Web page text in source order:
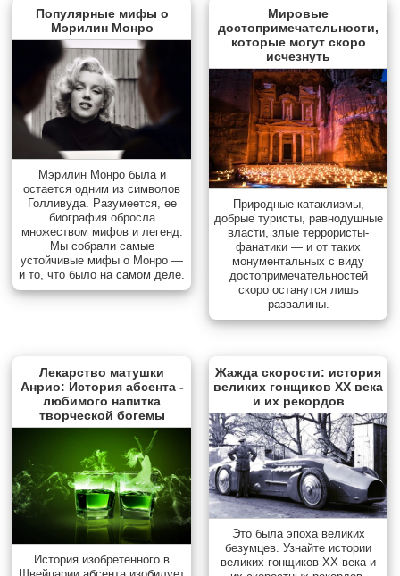
Популярные мифы о
Мэрилин Монро
Мэрилин Монро была и
остается одним из символов
Голливуда. Разумеется, ее
биография обросла
множеством мифов и легенд.
Мы собрали самые
устойчивые мифы о Монро —
и то, что было на самом деле.
Мировые
достопримечательности,
которые могут скоро
исчезнуть
Природные катаклизмы,
добрые туристы, равнодушные
власти, злые террористы-
фанатики — и от таких
монументальных с виду
достопримечательностей
скоро останутся лишь
развалины.
Лекарство матушки
Анрио: История абсента -
любимого напитка
творческой богемы
История изобретенного в
Жажда скорости: история
великих гонщиков XX века
и их рекордов
Это была эпоха великих
безумцев. Узнайте истории
великих гонщиков XX века и